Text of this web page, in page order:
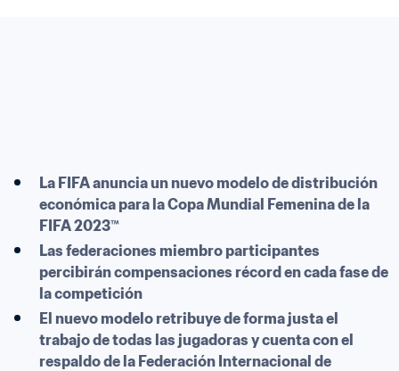
La FIFA anuncia un nuevo modelo de distribución
económica para la Copa Mundial Femenina de la
FIFA 2023™
Las federaciones miembro participantes
percibirán compensaciones récord en cada fase de
la competición
El nuevo modelo retribuye de forma justa el
trabajo de todas las jugadoras y cuenta con el
respaldo de la Federación Internacional de